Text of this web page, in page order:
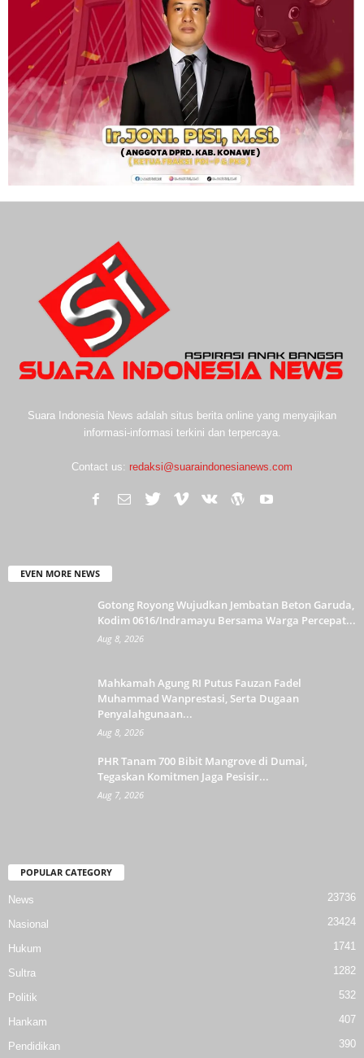
Suara Indonesia News adalah situs berita online yang menyajikan
informasi-informasi terkini dan terpercaya.
Contact us: redaksi@suaraindonesianews.com
EVEN MORE NEWS
Gotong Royong Wujudkan Jembatan Beton Garuda,
Kodim 0616/Indramayu Bersama Warga Percepat...
Aug 8, 2026
Mahkamah Agung RI Putus Fauzan Fadel
Muhammad Wanprestasi, Serta Dugaan
Penyalahgunaan...
Aug 8, 2026
PHR Tanam 700 Bibit Mangrove di Dumai,
Tegaskan Komitmen Jaga Pesisir...
Aug 7, 2026
POPULAR CATEGORY
News 23736
Nasional 23424
Hukum 1741
Sultra 1282
Politik 532
Hankam 407
Pendidikan 390